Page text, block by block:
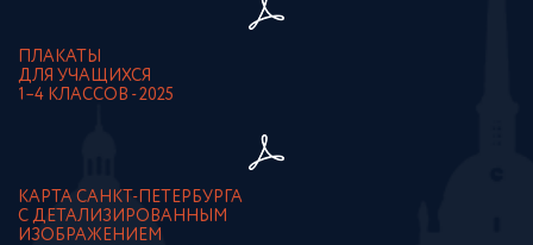
ПЛАКАТЫ
ДЛЯ УЧАЩИХСЯ
1–4 КЛАССОВ - 2025
КАРТА САНКТ-ПЕТЕРБУРГА
С ДЕТАЛИЗИРОВАННЫМ
ИЗОБРАЖЕНИЕМ